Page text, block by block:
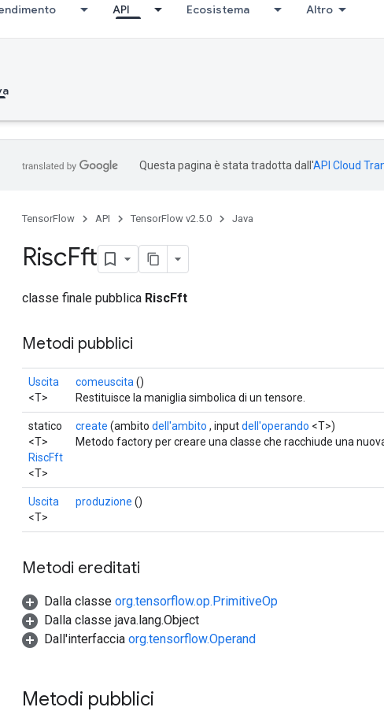
API Ecosistema Altro
Questa pagina è stata tradotta dall'API Cloud
TensorFlow API TensorFlow v2.5.0 Java
RiscFft
classe finale pubblica RiscFft
Metodi pubblici
Uscita
<T>
comeuscita ()
Restituisce la maniglia simbolica di un tensore.
statico
<T>
RiscFft
<T>
create (ambito dell'ambito , inputdell'operando <T>)
Metodo factory per creare una classe che racchiude una
Uscita
<T>
produzione ()
Metodi ereditati
Dalla classe org.tensorflow.op.PrimitiveOp
Dalla classe java.lang.Object
Dall'interfaccia org.tensorflow.Operand
Metodi pubblici